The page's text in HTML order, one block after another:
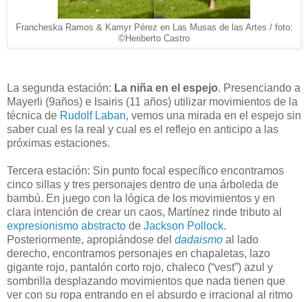
Francheska Ramos & Kamyr Pérez en Las Musas de las Artes / foto:
©Heriberto Castro
La segunda estación: La niña en el espejo. Presenciando a
Mayerli (9años) e Isairis (11 años) utilizar movimientos de la
técnica de Rudolf Laban, vemos una mirada en el espejo sin
saber cual es la real y cual es el reflejo en anticipo a las
próximas estaciones.
Tercera estación: Sin punto focal específico encontramos
cinco sillas y tres personajes dentro de una árboleda de
bambú. En juego con la lógica de los movimientos y en
clara intención de crear un caos, Martínez rinde tributo al
expresionismo abstracto de Jackson Pollock.
Posteriormente, apropiándose del dadaismo al lado
derecho, encontramos personajes en chapaletas, lazo
gigante rojo, pantalón corto rojo, chaleco (“vest”) azul y
sombrilla desplazando movimientos que nada tienen que
ver con su ropa entrando en el absurdo e irracional al ritmo